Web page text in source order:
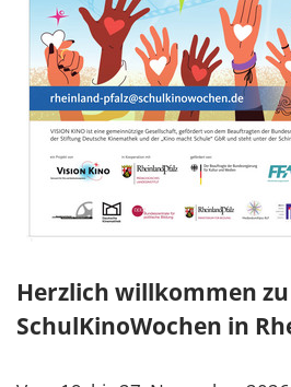
Herzlich willkommen zu
SchulKinoWochen in